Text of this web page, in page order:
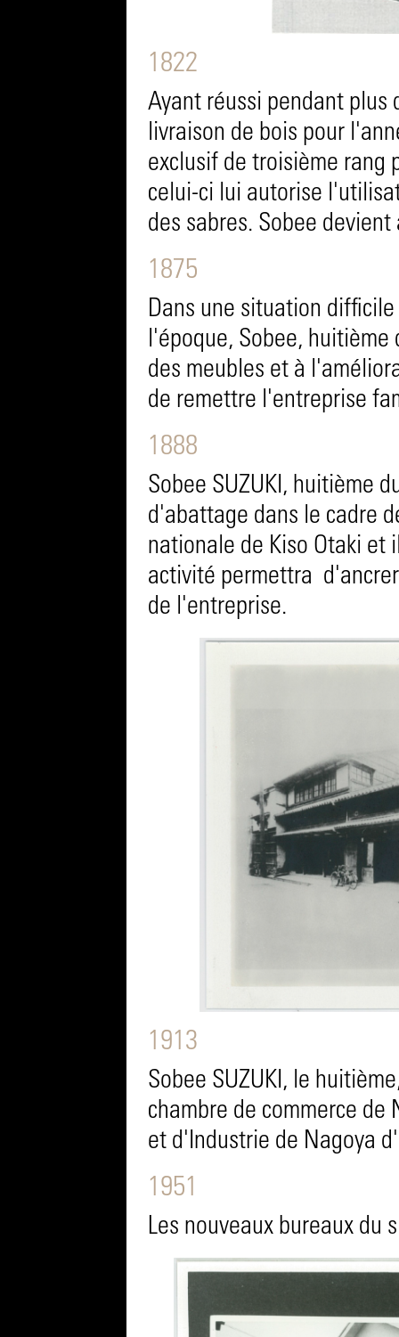
1822
Ayant réussi pendant plus
livraison de bois pour
exclusif de troisième rang
celui-ci lui autorise
des sabres. Sobee devient
1875
Dans une situation
l'époque, Sobee,
des meubles et à
de remettre l'entreprise
1888
Sobee SUZUKI, huitième
d'abattage dans le cadre
nationale de Kiso Otaki
activité permettra
de l'entreprise.
1913
Sobee SUZUKI, le
chambre de commerce de
et d'Industrie de Nagoya
1951
Les nouveaux bureaux du